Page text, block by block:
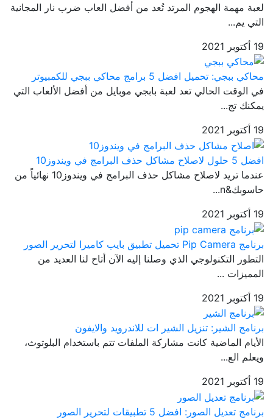
لعبة مهمة الهجوم المرتد تُعد من أفضل العاب ضرب نار المجانية
التي يم...
19 أكتوبر 2021
محاكي ببجي: تحميل افضل 5 برامج محاكي ببجي للكمبيوتر
في الوقت الحالي تعد لعبة بابجي موبايل من أفضل الألعاب التي
يمكنك تج...
19 أكتوبر 2021
افضل 5 حلول لاصلاح مشاكل حذف البرامج في ويندوز10
عندما تريد لاصلاح مشاكل حذف البرامج في ويندوز10 نهائياً من
حاسوبك&n...
19 أكتوبر 2021
برنامج Pip Camera تحميل تطبيق بايب كاميرا لتحرير الصور
التطور التكنولوجي الذي وصلنا إليه الآن أتاح لنا العديد من
المميزات ...
19 أكتوبر 2021
برنامج الشير: تنزيل الشير ات للاندرويد والايفون
الأيام الماضية كانت مشاركة الملفات تتم باستخدام البلوتوث،
ويعلم الع...
19 أكتوبر 2021
برنامج تعديل الصور: افضل 5 تطبيقات لتحرير الصور